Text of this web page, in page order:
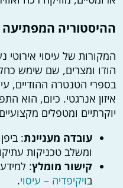
ההיסטוריה המפתיעה
המקורות של עיסוי אירוטי
הודו ומצרים, שם שימש
בספרי הטנטרה ההודיים,
איזון אנרגטי. כיום, הוא
יוקרתיים ומטפלים
עובדה מעניינת:
ומשלב טכניקות
קישור מומלץ:
בויקיפדיה – עיסוי.